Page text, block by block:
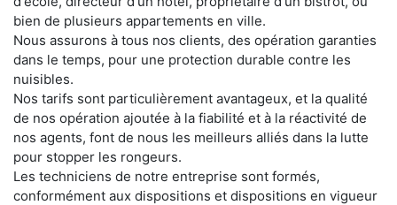
bien de plusieurs appartements en ville.
Nous assurons à tous nos clients, des opération garanties
dans le temps, pour une protection durable contre les
nuisibles.
Nos tarifs sont particulièrement avantageux, et la qualité
de nos opération ajoutée à la fiabilité et à la réactivité de
nos agents, font de nous les meilleurs alliés dans la lutte
pour stopper les rongeurs.
Les techniciens de notre entreprise sont formés,
conformément aux dispositions et dispositions en vigueur